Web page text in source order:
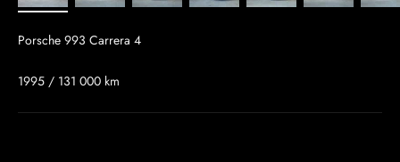
Porsche 993 Carrera 4
1995 / 131 000 km